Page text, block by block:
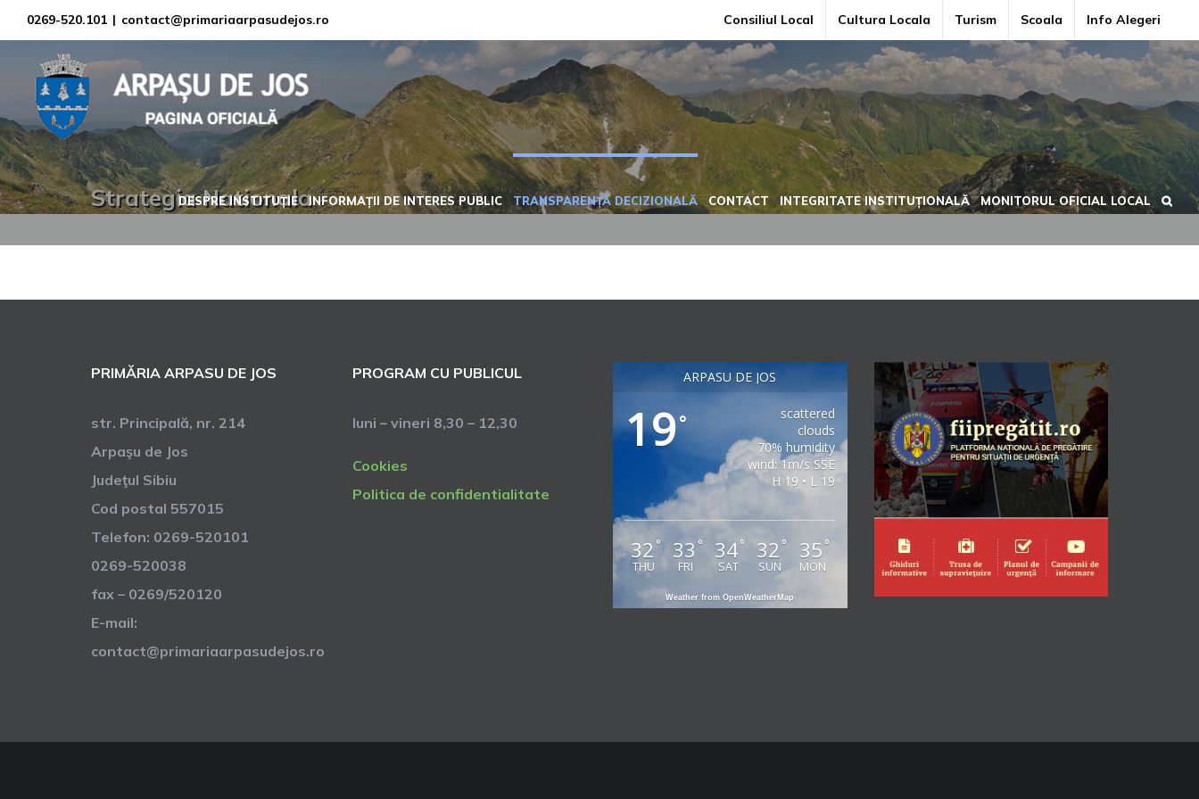
Skip
to
content
0269-520.101 | contact@primariaarpasudejos.ro Consiliul Local Cultura Locala Turism Scoala Info Alegeri
DESPRE INSTITUȚIE INFORMAȚII DE INTERES PUBLIC TRANSPARENȚĂ DECIZIONALĂ CONTACT INTEGRITATE INSTITUȚIONALĂ MONITORUL OFICIAL LOCAL
Strategia Nationala
PRIMĂRIA ARPASU DE JOS
str. Principală, nr. 214
Arpaşu de Jos
Judeţul Sibiu
Cod postal 557015
Telefon: 0269-520101
0269-520038
fax – 0269/520120
E-mail:
contact@primariaarpasudejos.ro
PROGRAM CU PUBLICUL
luni – vineri 8,30 – 12,30
Cookies
Politica de confidentialitate
ARPASU DE JOS
19°
scattered
clouds
70% humidity
wind: 1m/s SSE
H 19 • L 19
32 °
THU
33 °
FRI
34°
SAT
32 °
SUN
35 °
MON
Weather from OpenWeatherMap